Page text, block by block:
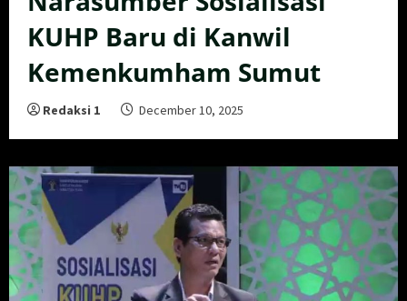
KUHP Baru di Kanwil
Kemenkumham Sumut
Redaksi 1 December 10, 2025